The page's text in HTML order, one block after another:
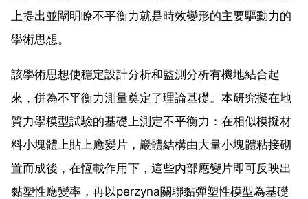
上提出並闡明瞭不平衡力就是時效變形的主要驅動力的
學術思想。
該學術思想使穩定設計分析和監測分析有機地結合起
來，併為不平衡力測量奠定了理論基礎。本研究擬在地
質力學模型試驗的基礎上測定不平衡力：在相似模擬材
料小塊體上貼上應變片，巖體結構由大量小塊體粘接砌
置而成後，在恆載作用下，這些內部應變片即可反映出
黏塑性應變率，再以perzyna關聯黏彈塑性模型為基礎